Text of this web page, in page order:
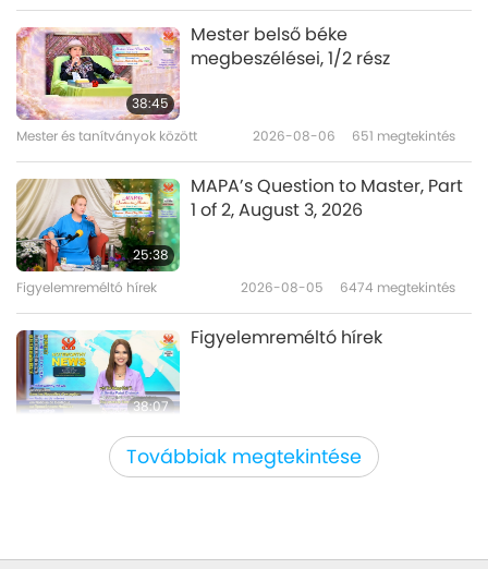
át
19:17
Beyond the Brush: The Artistic
át
20:39
Irina Dzhus (vegetarian)
át
Továbbiak megtekintése
38:45
Mester belső béke
megbeszélései, 1/2 rész
Mester és tanítványok között 2026-08-06 651 megtekintés
25:38
MAPA’s Question to Master, Part
1 of 2, August 3, 2026
Figyelemreméltó hírek 2026-08-05 6474 megtekintés
38:07
Figyelemreméltó hírek
Figyelemreméltó hírek 2026-08-05 179
22:27